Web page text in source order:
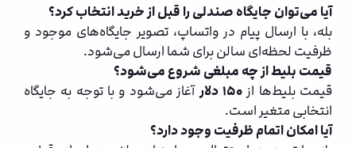
آیا می‌توان جایگاه صندلی را قبل از خرید انتخاب کرد؟
بله، با ارسال پیام در واتساپ، تصویر جایگاه‌های موجود و
ظرفیت لحظه‌ای سالن برای شما ارسال می‌شود.
قیمت بلیط از چه مبلغی شروع می‌شود؟
قیمت بلیط‌ها از۱۵۰ دلار
آغاز می‌شود و با توجه به جایگاه
انتخابی متغیر است.
آیا امکان اتمام ظرفیت وجود دارد؟